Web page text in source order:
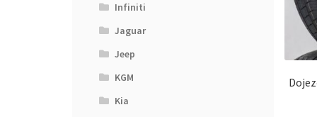
Infiniti
Jaguar
Jeep
KGM
Kia